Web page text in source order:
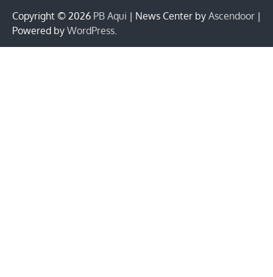
Copyright © 2026 PB Aqui | News Center by Ascendoor |
Powered by WordPress